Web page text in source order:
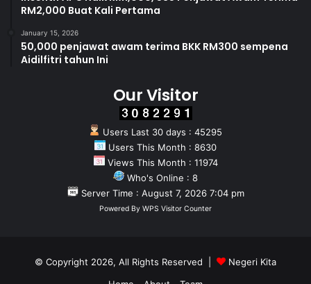
RM2,000 Buat Kali Pertama
January 15, 2026
50,000 penjawat awam terima BKK RM300 sempena
Aidilfitri tahun Ini
Our Visitor
Users Last 30 days : 45295
Users This Month : 8630
Views This Month : 11974
Who's Online : 8
Server Time : August 7, 2026 7:04 pm
Powered By WPS Visitor Counter
© Copyright 2026, All Rights Reserved |
Negeri Kita